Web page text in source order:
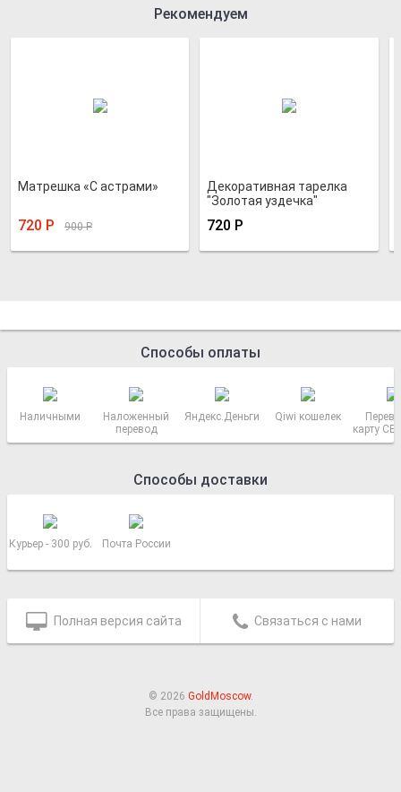
Рекомендуем
Матрешка «С астрами»
720 Р 900Р
Декоративная тарелка
"Золотая уздечка"
720 Р
Способы оплаты
Наличными
Наложенный
перевод
Яндекс.Деньги Qiwi кошелек
карту
Способы доставки
Курьер - 300 руб. Почта России
Полная версия сайта Связаться с нами
© 2026 GoldMoscow.
Все права защищены.